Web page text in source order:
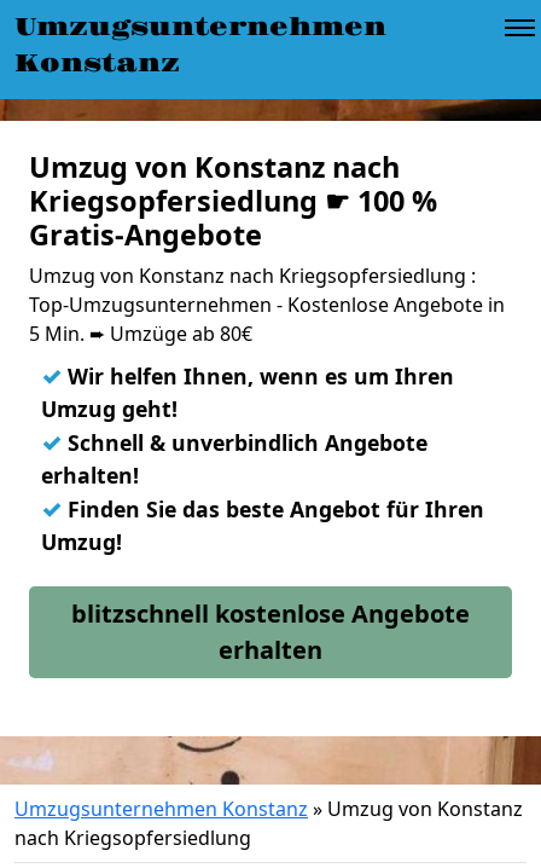
Umzugsunternehmen
Konstanz
Umzug von Konstanz nach
Kriegsopfersiedlung ☛ 100 %
Gratis-Angebote
Umzug von Konstanz nach Kriegsopfersiedlung :
Top-Umzugsunternehmen - Kostenlose Angebote in
5 Min. ➨ Umzüge ab 80€
✓ Wir helfen Ihnen, wenn es um Ihren
Umzug geht!
✓ Schnell & unverbindlich Angebote
erhalten!
✓ Finden Sie das beste Angebot für Ihren
Umzug!
blitzschnell kostenlose Angebote
erhalten
Umzugsunternehmen Konstanz » Umzug von Konstanz
nach Kriegsopfersiedlung